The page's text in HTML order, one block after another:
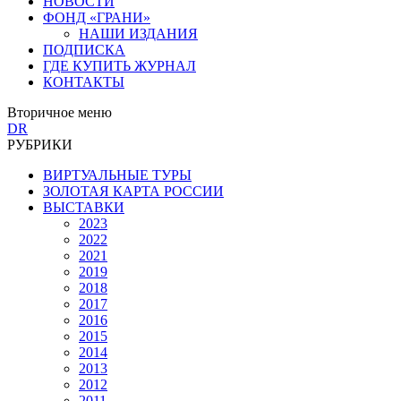
ФОНД «ГРАНИ»
НАШИ ИЗДАНИЯ
ПОДПИСКА
ГДЕ КУПИТЬ ЖУРНАЛ
КОНТАКТЫ
Вторичное меню
DR
РУБРИКИ
ВИРТУАЛЬНЫЕ ТУРЫ
ЗОЛОТАЯ КАРТА РОССИИ
ВЫСТАВКИ
2023
2022
2021
2019
2018
2017
2016
2015
2014
2013
2012